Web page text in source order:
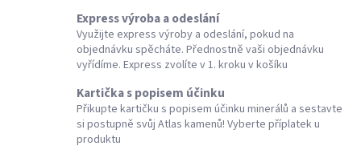
Express výroba a odeslání
Využijte express výroby a odeslání, pokud na
objednávku spěcháte. Přednostně vaši objednávku
vyřídíme. Express zvolíte v 1. kroku v košíku
Kartička s popisem účinku
Přikupte kartičku s popisem účinku minerálů a sestavte
si postupně svůj Atlas kamenů! Vyberte příplatek u
produktu